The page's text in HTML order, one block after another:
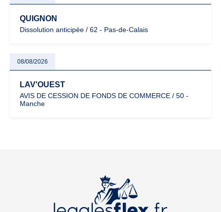
QUIGNON
Dissolution anticipée / 62 - Pas-de-Calais
08/08/2026
LAV'OUEST
AVIS DE CESSION DE FONDS DE COMMERCE / 50 -
Manche